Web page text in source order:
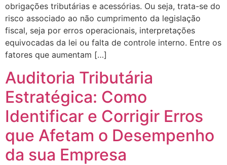
obrigações tributárias e acessórias. Ou seja, trata-se do
risco associado ao não cumprimento da legislação
fiscal, seja por erros operacionais, interpretações
equivocadas da lei ou falta de controle interno. Entre os
fatores que aumentam […]
Auditoria Tributária
Estratégica: Como
Identificar e Corrigir Erros
que Afetam o Desempenho
da sua Empresa